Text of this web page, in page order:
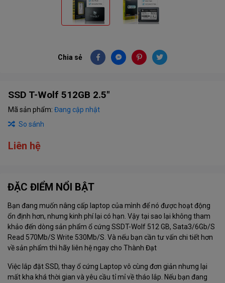
Chia sẻ
SSD T-Wolf 512GB 2.5"
Mã sản phẩm: Đang cập nhật
So sánh
Liên hệ
ĐẶC ĐIỂM NỔI BẬT
Bạn đang muốn nâng cấp laptop của mình để nó được hoạt động
ổn định hơn, nhưng kinh phí lại có hạn. Vậy tại sao lại không tham
khảo đến dòng sản phẩm ổ cứng SSDT-Wolf 512 GB, Sata3/6Gb/S
Read 570Mb/S Write 530Mb/S. Và nếu bạn cần tư vấn chi tiết hơn
về sản phẩm thì hãy liên hệ ngay cho Thành Đạt
Việc lắp đặt SSD, thay ổ cứng Laptop vô cùng đơn giản nhưng lại
mất kha khá thời gian và yêu cầu tỉ mỉ về tháo lắp. Nếu bạn đang